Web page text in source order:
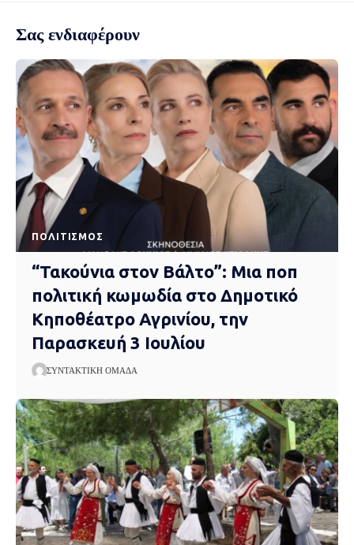
Σας ενδιαφέρουν
ΠΟΛΙΤΙΣΜΌΣ
“Τακούνια στον Βάλτο”: Μια ποπ
πολιτική κωμωδία στο Δημοτικό
Κηποθέατρο Αγρινίου, την
Παρασκευή 3 Ιουλίου
ΣΥΝΤΑΚΤΙΚΉ ΟΜΆΔΑ